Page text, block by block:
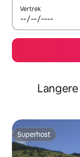
Vertrek
Superhost
Superhost